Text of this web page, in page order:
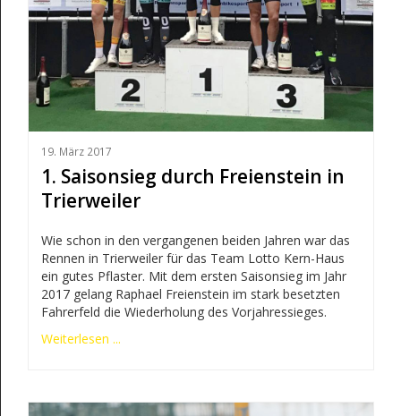
19. März 2017
1. Saisonsieg durch Freienstein in
Trierweiler
Wie schon in den vergangenen beiden Jahren war das
Rennen in Trierweiler für das Team Lotto Kern-Haus
ein gutes Pflaster. Mit dem ersten Saisonsieg im Jahr
2017 gelang Raphael Freienstein im stark besetzten
Fahrerfeld die Wiederholung des Vorjahressieges.
Weiterlesen ...